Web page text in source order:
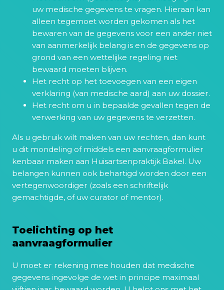
uw medische gegevens te vragen. Hieraan kan
alleen tegemoet worden gekomen als het
bewaren van de gegevens voor een ander niet
van aanmerkelijk belang is en de gegevens op
grond van een wettelijke regeling niet
bewaard moeten blijven.
Het recht op het toevoegen van een eigen
verklaring (van medische aard) aan uw dossier.
Het recht om u in bepaalde gevallen tegen de
verwerking van uw gegevens te verzetten.
Als u gebruik wilt maken van uw rechten, dan kunt
u dit mondeling of middels een aanvraagformulier
kenbaar maken aan Huisartsenpraktijk Bakel. Uw
belangen kunnen ook behartigd worden door een
vertegenwoordiger (zoals een schriftelijk
gemachtigde, of uw curator of mentor).
Toelichting op het
aanvraagformulier
U moet er rekening mee houden dat medische
gegevens ingevolge de wet in principe maximaal